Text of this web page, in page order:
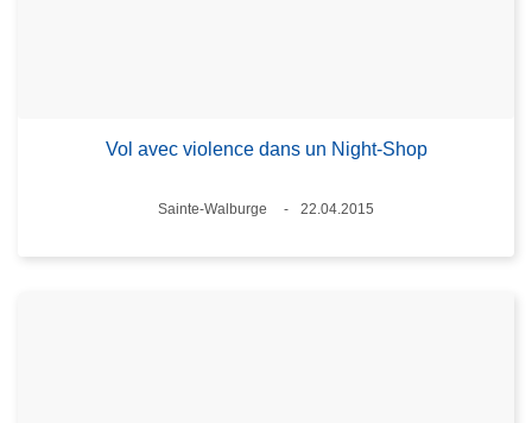
Vol avec violence dans un Night-Shop
Standort
Sainte-Walburge
22.04.2015